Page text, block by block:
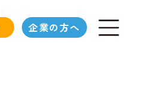
企業の方へ